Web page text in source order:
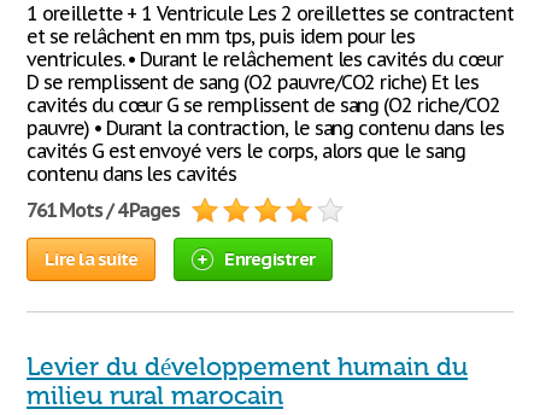
1 oreillette + 1 Ventricule Les 2 oreillettes se contractent
et se relâchent en mm tps, puis idem pour les
ventricules. • Durant le relâchement les cavités du cœur
D se remplissent de sang (O2 pauvre/CO2 riche) Et les
cavités du cœur G se remplissent de sang (O2 riche/CO2
pauvre) • Durant la contraction, le sang contenu dans les
cavités G est envoyé vers le corps, alors que le sang
contenu dans les cavités
761 Mots / 4 Pages
Lire la suite Enregistrer
Levier du développement humain du
milieu rural marocain